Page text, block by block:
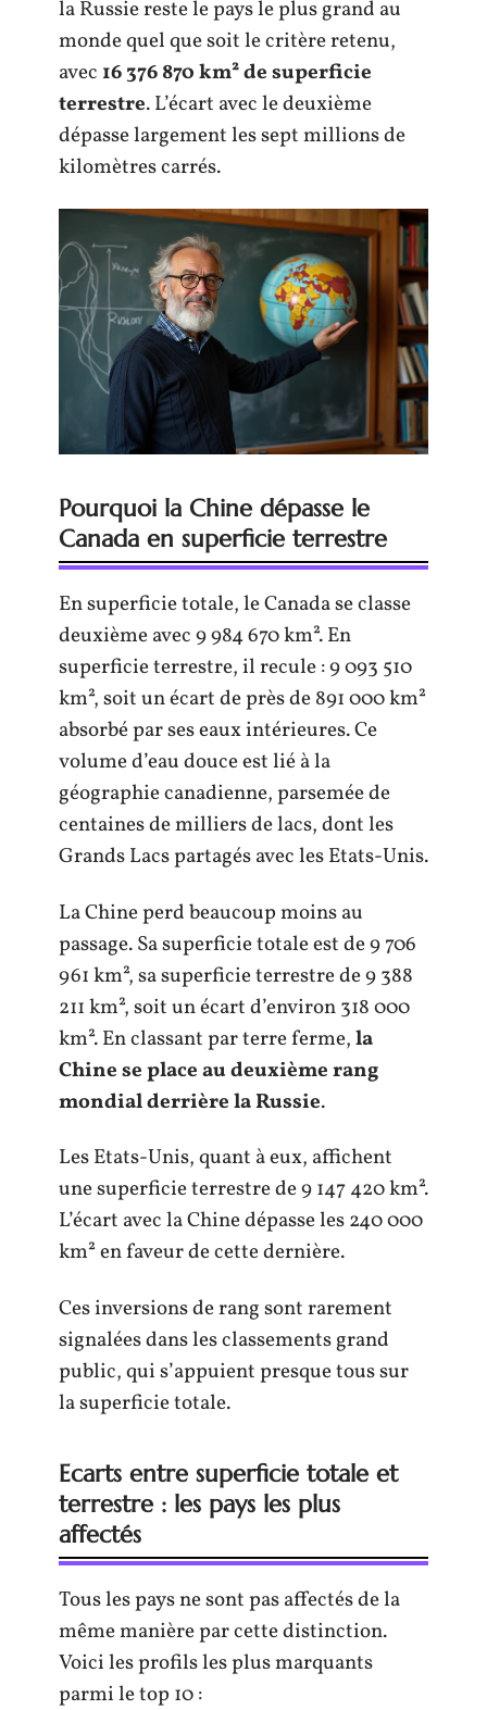
la Russie reste le pays le plus grand au
monde quel que soit le critère retenu,
avec 16 376 870 km² de superficie
terrestre. L’écart avec le deuxième
dépasse largement les sept millions de
kilomètres carrés.
Pourquoi la Chine dépasse le
Canada en superficie terrestre
En superficie totale, le Canada se classe
deuxième avec 9 984 670 km². En
superficie terrestre, il recule : 9 093 510
km², soit un écart de près de 891 000 km²
absorbé par ses eaux intérieures. Ce
volume d’eau douce est lié à la
géographie canadienne, parsemée de
centaines de milliers de lacs, dont les
Grands Lacs partagés avec les Etats-Unis.
La Chine perd beaucoup moins au
passage. Sa superficie totale est de 9 706
961 km², sa superficie terrestre de 9 388
211 km², soit un écart d’environ 318 000
km². En classant par terre ferme,la
Chine se place au deuxième rang
mondial derrière la Russie.
Les Etats-Unis, quant à eux, affichent
une superficie terrestre de 9 147 420 km².
L’écart avec la Chine dépasse les 240 000
km² en faveur de cette dernière.
Ces inversions de rang sont rarement
signalées dans les classements grand
public, qui s’appuient presque tous sur
la superficie totale.
Ecarts entre superficie totale et
terrestre : les pays les plus
affectés
Tous les pays ne sont pas affectés de la
même manière par cette distinction.
Voici les profils les plus marquants
parmi le top 10 :